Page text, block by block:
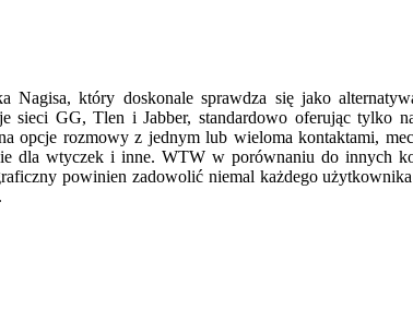
Nagisa, który doskonale sprawdza się jako
sieci GG, Tlen i Jabber, standardowo oferując tylko
opcje rozmowy z jednym lub wieloma kontaktami,
dla wtyczek i inne. WTW w porównaniu do innych
powinien zadowolić niemal każdego